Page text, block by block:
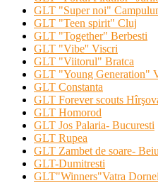
GLT "Super noi"
GLT "Teen spirit" Cluj
GLT "Together" Berbesti
GLT "Vibe'' Viscri
GLT "Viitorul" Bratca
GLT "Young Generation"
GLT Constanta
GLT Forever scouts
GLT Homorod
GLT Jos Palaria- Bucuresti
GLT Rupea
GLT Zambet de soare-
GLT-Dumitresti
GLT"Winners"Vatra Dornei